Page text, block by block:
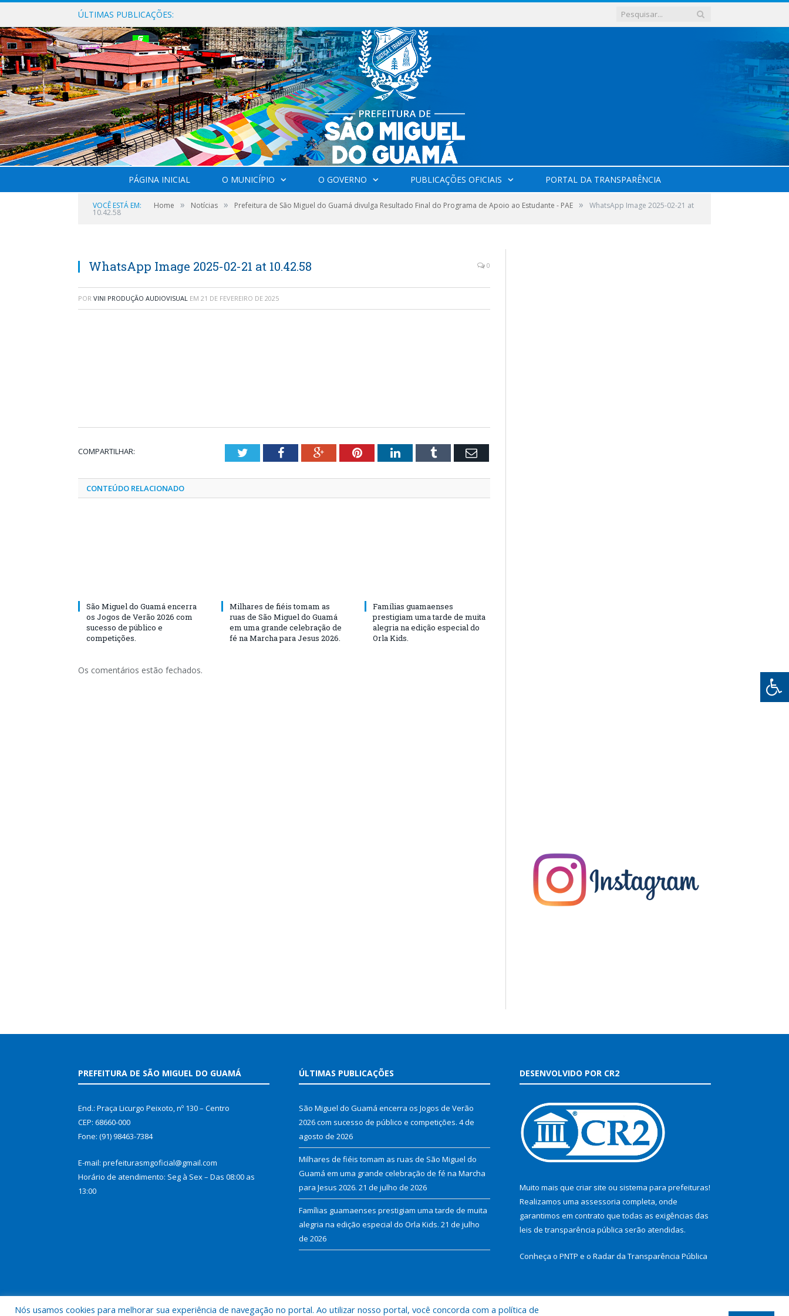
ÚLTIMAS PUBLICAÇÕES:
PÁGINA INICIAL O MUNICÍPIO O GOVERNO PUBLICAÇÕES OFICIAIS PORTAL DA TRANSPARÊNCIA
VOCÊ ESTÁ EM: Home » Notícias » Prefeitura de São Miguel do Guamá divulga Resultado Final do Programa de Apoio ao Estudante - PAE » WhatsApp Image 2025-02-21 at
10.42.58
WhatsApp Image 2025-02-21 at 10.42.58 0
POR VINI PRODUÇÃO AUDIOVISUAL EM 21 DE FEVEREIRO DE 2025
COMPARTILHAR: TwitterFacebookGoogle+PinterestLinkedInTumblr Email
CONTEÚDO RELACIONADO
São Miguel do Guamá encerra
os Jogos de Verão 2026 com
sucesso de público e
competições.
Milhares de fiéis tomam as
ruas de São Miguel do Guamá
em uma grande celebração de
fé na Marcha para Jesus 2026.
Famílias guamaenses
prestigiam uma tarde de muita
alegria na edição especial do
Orla Kids.
Os comentários estão fechados.
PREFEITURA DE SÃO MIGUEL DO GUAMÁ
End.: Praça Licurgo Peixoto, nº 130 – Centro
CEP: 68660-000
Fone: (91) 98463-7384
E-mail: prefeiturasmgoficial@gmail.com
Horário de atendimento: Seg à Sex – Das 08:00 as
13:00
ÚLTIMAS PUBLICAÇÕES
São Miguel do Guamá encerra os Jogos de Verão
2026 com sucesso de público e competições. 4 de
agosto de 2026
Milhares de fiéis tomam as ruas de São Miguel do
Guamá em uma grande celebração de fé na Marcha
para Jesus 2026. 21 de julho de 2026
Famílias guamaenses prestigiam uma tarde de muita
alegria na edição especial do Orla Kids. 21 de julho
de 2026
DESENVOLVIDO POR CR2
Muito mais que criar site ou sistema para prefeituras!
Realizamos uma assessoria completa, onde
garantimos em contrato que todas as exigências das
leis de transparência pública serão atendidas.
Conheça o PNTP e o Radar da Transparência Pública
Nós usamos cookies para melhorar sua experiência de navegação no portal. Ao utilizar nosso portal, você concorda com a política de